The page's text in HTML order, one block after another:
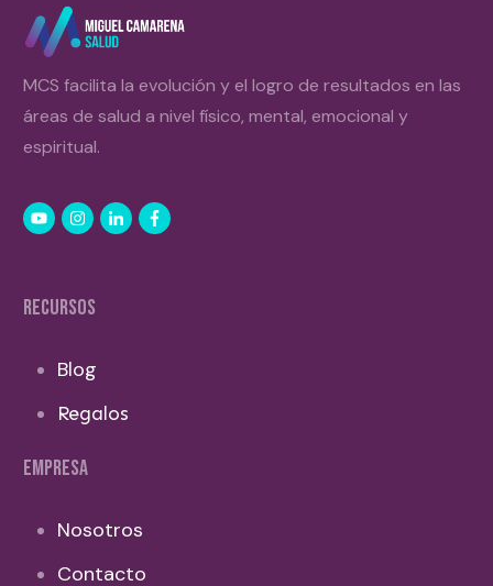
MCS facilita la evolución y el logro de resultados en las
áreas de salud a nivel físico, mental, emocional y
espiritual.
RECURSOS
Blog
Regalos
EMPRESA
Nosotros
Contacto